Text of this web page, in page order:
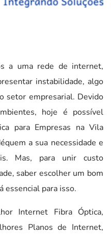
a uma rede de internet,
instabilidade, algo
setor empresarial. Devido
hoje é possível
para Empresas na Vila
a sua necessidade e
Mas, para unir custo
saber escolher um bom
essencial para isso.
Internet Fibra Óptica,
Planos de Internet,